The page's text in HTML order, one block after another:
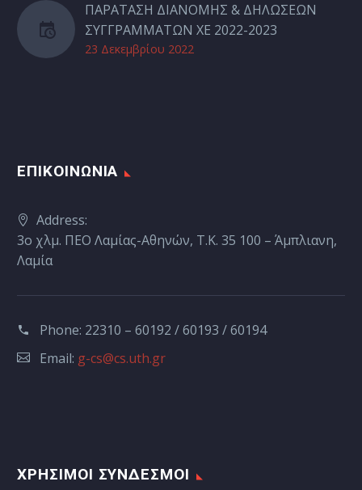
ΠΑΡΑΤΑΣΗ ΔΙΑΝΟΜΗΣ & ΔΗΛΩΣΕΩΝ
ΣΥΓΓΡΑΜΜΑΤΩΝ ΧΕ 2022-2023
23 Δεκεμβρίου 2022
ΕΠΙΚΟΙΝΩΝΙΑ
Address:
3ο χλμ. ΠΕΟ Λαμίας-Αθηνών, Τ.Κ. 35 100 – Άμπλιανη,
Λαμία
Phone: 22310 – 60192 / 60193 / 60194
Email: g-cs@cs.uth.gr
ΧΡΗΣΙΜΟΙ ΣΥΝΔΕΣΜΟΙ